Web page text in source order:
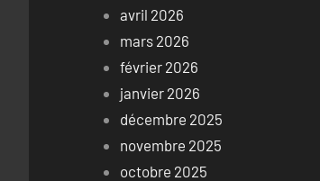
avril 2026
mars 2026
février 2026
janvier 2026
décembre 2025
novembre 2025
octobre 2025